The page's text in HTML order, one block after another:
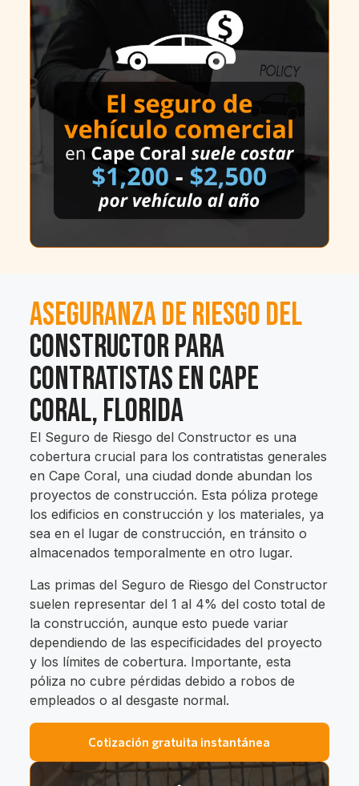
Aseguranza de Riesgo del
Constructor para
Contratistas en Cape
Coral, Florida
El Seguro de Riesgo del Constructor es una
cobertura crucial para los contratistas generales
en Cape Coral, una ciudad donde abundan los
proyectos de construcción. Esta póliza protege
los edificios en construcción y los materiales, ya
sea en el lugar de construcción, en tránsito o
almacenados temporalmente en otro lugar.
Las primas del Seguro de Riesgo del Constructor
suelen representar del 1 al 4% del costo total de
la construcción, aunque esto puede variar
dependiendo de las especificidades del proyecto
y los límites de cobertura. Importante, esta
póliza no cubre pérdidas debido a robos de
empleados o al desgaste normal.
Cotización gratuita instantánea